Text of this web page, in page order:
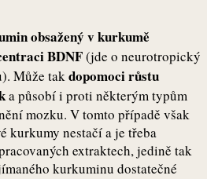
obsažený v kurkumě
BDNF(jde o neurotropický
Může takdopomoci růstu
a působí i proti některým typům
mozku. V tomto případě však
kurkumy nestačí a je třeba
extraktech, jedině tak
kurkuminu dostatečné